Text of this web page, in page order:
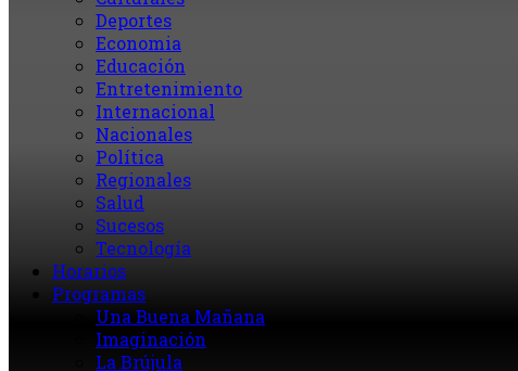
Deportes
Economia
Educación
Entretenimiento
Internacional
Nacionales
Política
Regionales
Salud
Sucesos
Tecnología
Horarios
Programas
Una Buena Mañana
Imaginación
La Brújula